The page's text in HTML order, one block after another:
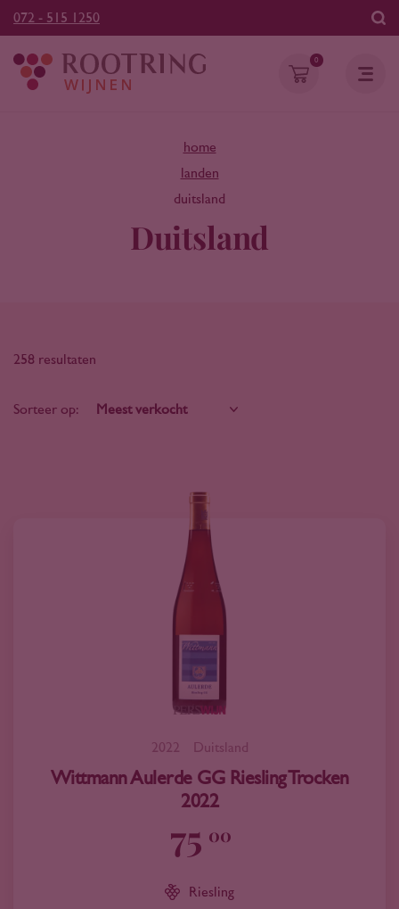
072 - 515 1250
0
home
landen
duitsland
Duitsland
258 resultaten
Sorteer op:
2022 Duitsland
Wittmann Aulerde GG Riesling Trocken
2022
75 00
Riesling